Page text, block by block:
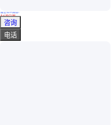
5吨全地形搬运车 工程橡胶带运输车 四不像履带转运车
真实性已核验
￥ 2.95万/辆
山东济宁
咨询
电话